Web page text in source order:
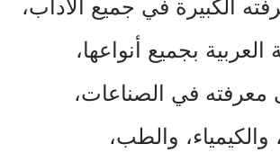
الكبيرة في جميع الآداب،
العربية بجميع أنواعها،
معرفته في الصناعات،
والكيمياء، والطب،